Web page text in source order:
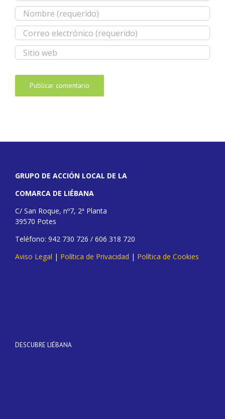
GRUPO DE ACCIÓN LOCAL DE LA
COMARCA DE LIÉBANA
C/ San Roque, nº7, 2ª Planta
39570 Potes
Teléfono: 942 730 726 / 606 318 720
Aviso Legal | Política de Privacidad | Política de Cookies
DESCUBRE LIÉBANA